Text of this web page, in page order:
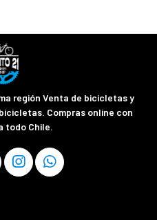
región Venta de bicicletas y
Compras online con
todo Chile.